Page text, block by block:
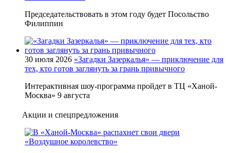
Председательствовать в этом году будет Посольство
Филиппин
30 июля 2026 «Загадки Зазеркалья» — приключение для
тех, кто готов заглянуть за грань привычного
Интерактивная шоу-программа пройдет в ТЦ «Ханой-
Москва» 9 августа
Акции и спецпредложения